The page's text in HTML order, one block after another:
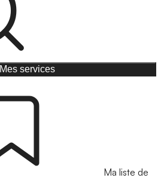
Mes services
Ma liste de